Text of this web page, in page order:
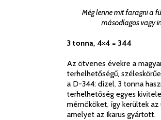
Még lenne mit faragni a
másodlagos vagy
3 tonna, 4×4 = 344
Az ötvenes évekre a
terhelhetőségű,
a D-344: dízel, 3 tonna
terhelhetőség egyes
mérnököket, így kerültek
amelyet az Ikarus gyártott.